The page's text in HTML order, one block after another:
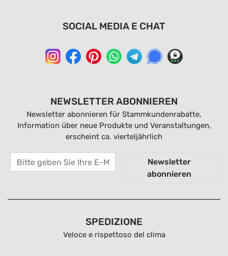
SOCIAL MEDIA E CHAT
NEWSLETTER ABONNIEREN
Newsletter abonnieren für Stammkundenrabatte,
Information über neue Produkte und Veranstaltungen,
erscheint ca. vierteljährlich
Newsletter
abonnieren
SPEDIZIONE
Veloce e rispettoso del clima